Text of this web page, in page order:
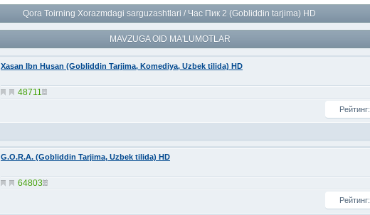
Qora Toirning Xorazmdagi sarguzashtlari / Час Пик 2 (Gobliddin tarjima) HD
MAVZUGA OID MA'LUMOTLAR
Xasan Ibn Husan (Gobliddin Tarjima, Komediya, Uzbek tilida) HD
48711
Рейтинг:
G.O.R.A. (Gobliddin Tarjima, Uzbek tilida) HD
64803
Рейтинг: